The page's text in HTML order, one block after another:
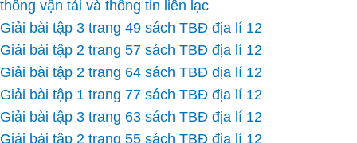
thông vận tải và thông tin liên lạc
Giải bài tập 3 trang 49 sách TBĐ địa lí 12
Giải bài tập 2 trang 57 sách TBĐ địa lí 12
Giải bài tập 2 trang 64 sách TBĐ địa lí 12
Giải bài tập 1 trang 77 sách TBĐ địa lí 12
Giải bài tập 3 trang 63 sách TBĐ địa lí 12
Giải bài tập 2 trang 55 sách TBĐ địa lí 12